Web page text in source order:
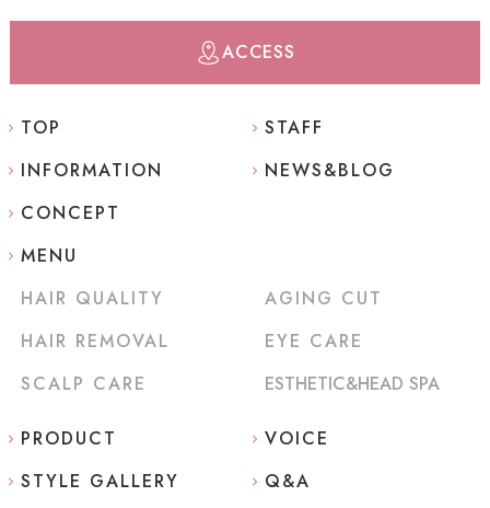
ACCESS
TOP
INFORMATION
CONCEPT
STAFF
NEWS&BLOG
MENU
HAIR QUALITY
HAIR REMOVAL
SCALP CARE
AGING CUT
EYE CARE
ESTHETIC&HEAD SPA
PRODUCT
STYLE GALLERY
VOICE
Q&A